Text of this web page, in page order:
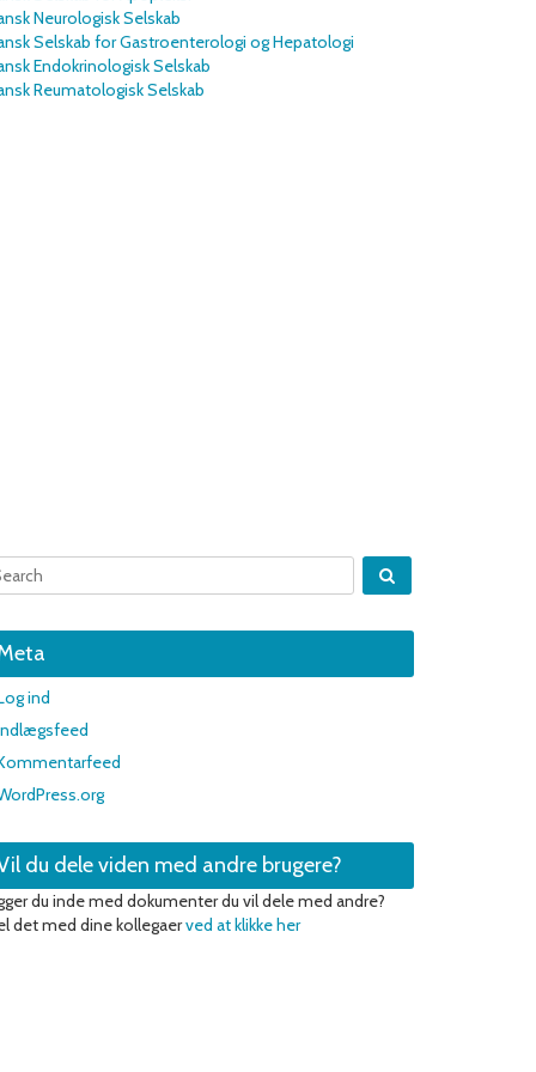
Neurologisk Selskab
Selskab for Gastroenterologi og Hepatologi
Endokrinologisk Selskab
Reumatologisk Selskab
ind
du dele viden med andre brugere?
du inde med dokumenter du vil dele med andre?
det med dine kollegaerved at klikke her